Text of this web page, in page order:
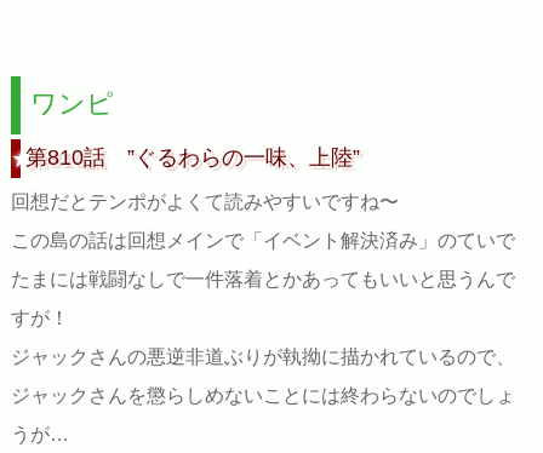
ワンピ
第810話 ”ぐるわらの一味、上陸”
回想だとテンポがよくて読みやすいですね〜
この島の話は回想メインで「イベント解決済み」のていで
たまには戦闘なしで一件落着とかあってもいいと思うんで
すが！
ジャックさんの悪逆非道ぶりが執拗に描かれているので、
ジャックさんを懲らしめないことには終わらないのでしょ
うが…